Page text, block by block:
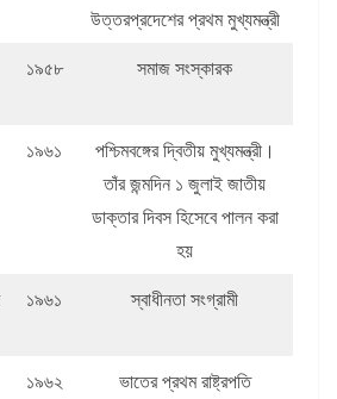
উত্তরপ্রদেশের প্রথম মুখ্যমন্ত্রী
১৯৫৮ সমাজ সংস্কারক
১৯৬১
পশ্চিমবঙ্গের দ্বিতীয় মুখ্যমন্ত্রী।
তাঁর জন্মদিন ১ জুলাই জাতীয়
ডাক্তার দিবস হিসেবে পালন করা
হয়
১৯৬১ স্বাধীনতা সংগ্রামী
১৯৬২ ভাতের প্রথম রাষ্ট্রপতি